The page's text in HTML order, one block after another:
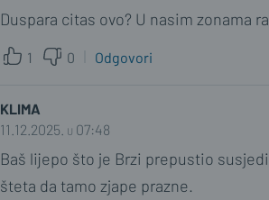
Duspara citas ovo? U nasim zonama
1 0 Odgovori
KLIMA
11.12.2025. u 07:48
Baš lijepo što je Brzi prepustio
šteta da tamo zjape prazne.